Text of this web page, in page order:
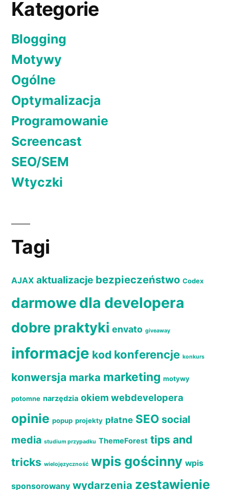
dlaczego!
Kategorie
Blogging
Motywy
Ogólne
Optymalizacja
Programowanie
Screencast
SEO/SEM
Wtyczki
Tagi
AJAX aktualizacje bezpieczeństwo Codex
darmowe dla developera
dobre praktyki envato giveaway
informacje kod konferencje konkurs
konwersja marka marketing motywy
potomne narzędzia okiem webdevelopera
opinie popup projekty płatne SEO social
media studium przypadku ThemeForest tips and
tricks wielojęzyczność wpis gościnny wpis
sponsorowany wydarzenia zestawienie